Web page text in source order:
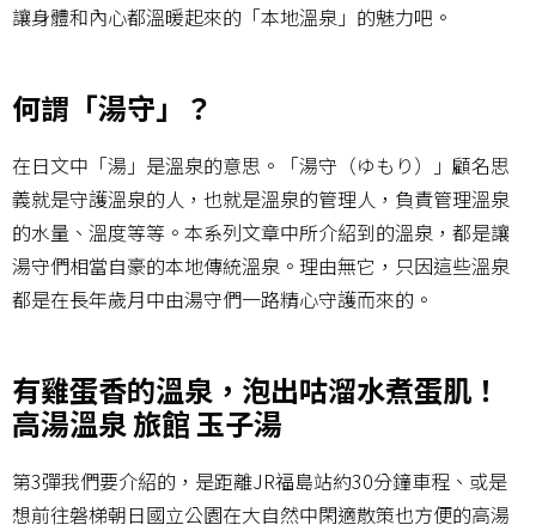
讓身體和內心都溫暖起來的「本地溫泉」的魅力吧。
何謂「湯守」？
在日文中「湯」是溫泉的意思。「湯守（ゆもり）」顧名思
義就是守護溫泉的人，也就是溫泉的管理人，負責管理溫泉
的水量、溫度等等。本系列文章中所介紹到的溫泉，都是讓
湯守們相當自豪的本地傳統溫泉。理由無它，只因這些溫泉
都是在長年歲月中由湯守們一路精心守護而來的。
有雞蛋香的溫泉，泡出咕溜水煮蛋肌！
高湯溫泉 旅館 玉子湯
第3彈我們要介紹的，是距離JR福島站約30分鐘車程、或是
想前往磐梯朝日國立公園在大自然中閑適散策也方便的高湯